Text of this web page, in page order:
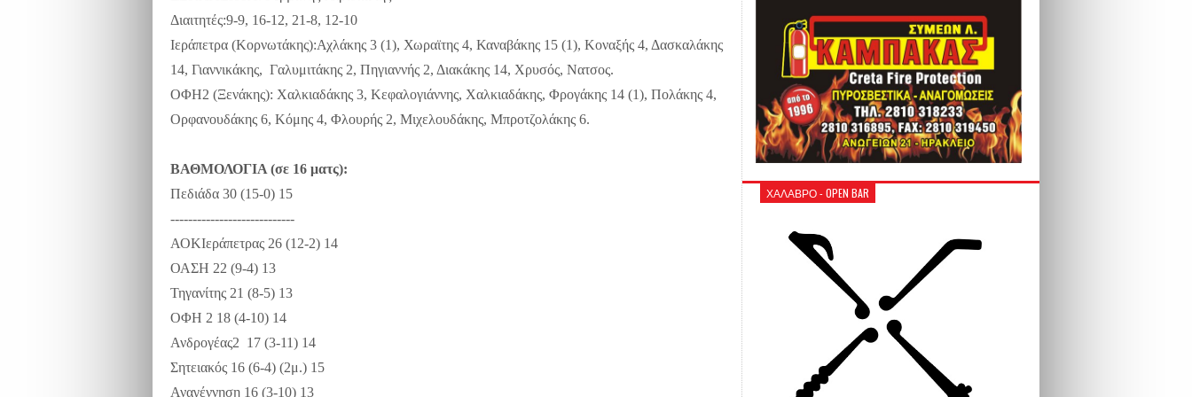
Διαιτητές:9-9, 16-12, 21-8, 12-10
Ιεράπετρα (Κορνωτάκης):Αχλάκης 3 (1), Χωραϊτης 4, Καναβάκης 15 (1), Κοναξής 4, Δασκαλάκης
14, Γιαννικάκης, Γαλυμιτάκης 2, Πηγιαννής 2, Διακάκης 14, Χρυσός, Νατσος.
ΟΦΗ2 (Ξενάκης): Χαλκιαδάκης 3, Κεφαλογιάννης, Χαλκιαδάκης, Φρογάκης 14 (1), Πολάκης 4,
Ορφανουδάκης 6, Κόμης 4, Φλουρής 2, Μιχελουδάκης, Μπροτζολάκης 6.
ΒΑΘΜΟΛΟΓΙΑ (σε 16 ματς):
Πεδιάδα 30 (15-0) 15
----------------------------
ΑΟΚΙεράπετρας 26 (12-2) 14
ΟΑΣΗ 22 (9-4) 13
Τηγανίτης 21 (8-5) 13
ΟΦΗ 2 18 (4-10) 14
Ανδρογέας2 17 (3-11) 14
Σητειακός 16 (6-4) (2μ.) 15
Αναγέννηση 16 (3-10) 13
ΧΑΛΑΒΡΟ - OPEN BAR